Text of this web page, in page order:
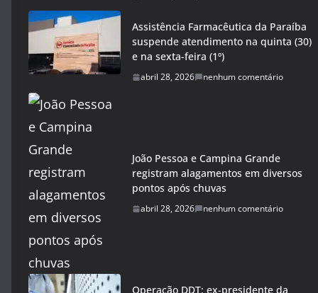
Assistência Farmacêutica da Paraíba
suspende atendimento na quinta (30)
e na sexta-feira (1º)
abril 28, 2026 nenhum comentário
João Pessoa e Campina Grande
registram alagamentos em diversos
pontos após chuvas
abril 28, 2026 nenhum comentário
Operação DDT: ex-presidente da